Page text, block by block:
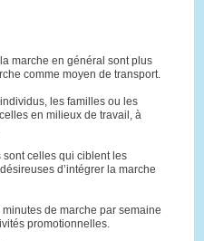
marche en général sont plus
comme moyen de transport.
les familles ou les
en milieux de travail, à
celles qui ciblent les
d’intégrer la marche
de marche par semaine
promotionnelles.